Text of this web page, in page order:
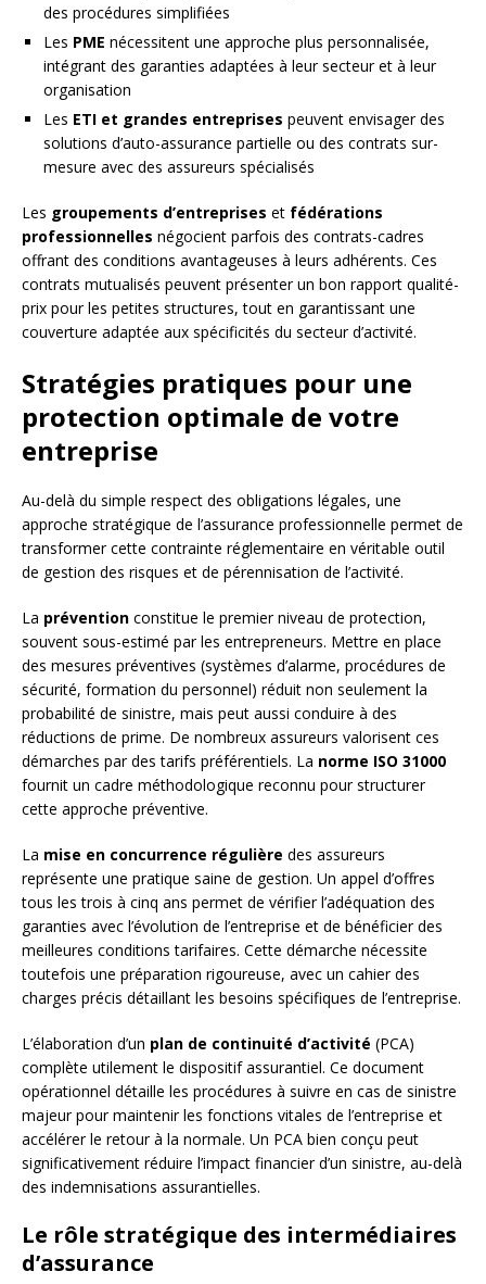
des procédures simplifiées
Les PME nécessitent une approche plus personnalisée,
intégrant des garanties adaptées à leur secteur et à leur
organisation
Les ETI et grandes entreprises peuvent envisager des
solutions d’auto-assurance partielle ou des contrats sur-
mesure avec des assureurs spécialisés
Les groupements d’entreprises et fédérations
professionnelles négocient parfois des contrats-cadres
offrant des conditions avantageuses à leurs adhérents. Ces
contrats mutualisés peuvent présenter un bon rapport qualité-
prix pour les petites structures, tout en garantissant une
couverture adaptée aux spécificités du secteur d’activité.
Stratégies pratiques pour une
protection optimale de votre
entreprise
Au-delà du simple respect des obligations légales, une
approche stratégique de l’assurance professionnelle permet de
transformer cette contrainte réglementaire en véritable outil
de gestion des risques et de pérennisation de l’activité.
La prévention constitue le premier niveau de protection,
souvent sous-estimé par les entrepreneurs. Mettre en place
des mesures préventives (systèmes d’alarme, procédures de
sécurité, formation du personnel) réduit non seulement la
probabilité de sinistre, mais peut aussi conduire à des
réductions de prime. De nombreux assureurs valorisent ces
démarches par des tarifs préférentiels. La norme ISO 31000
fournit un cadre méthodologique reconnu pour structurer
cette approche préventive.
La mise en concurrence régulière des assureurs
représente une pratique saine de gestion. Un appel d’offres
tous les trois à cinq ans permet de vérifier l’adéquation des
garanties avec l’évolution de l’entreprise et de bénéficier des
meilleures conditions tarifaires. Cette démarche nécessite
toutefois une préparation rigoureuse, avec un cahier des
charges précis détaillant les besoins spécifiques de l’entreprise.
L’élaboration d’un plan de continuité d’activité (PCA)
complète utilement le dispositif assurantiel. Ce document
opérationnel détaille les procédures à suivre en cas de sinistre
majeur pour maintenir les fonctions vitales de l’entreprise et
accélérer le retour à la normale. Un PCA bien conçu peut
significativement réduire l’impact financier d’un sinistre, au-delà
des indemnisations assurantielles.
Le rôle stratégique des intermédiaires
d’assurance